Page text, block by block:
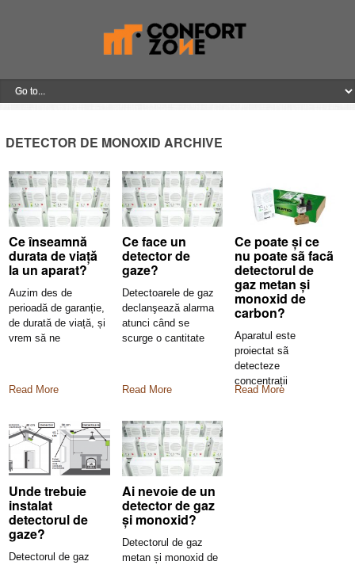
DETECTOR DE MONOXID ARCHIVE
Ce înseamnă
durata de viață
la un aparat?
Auzim des de
perioadă de garanție,
de durată de viață, și
vrem să ne
Read More
Ce face un
detector de
gaze?
Detectoarele de gaz
declanşează alarma
atunci când se
scurge o cantitate
Read More
Ce poate și ce
nu poate sã facã
detectorul de
gaz metan și
monoxid de
carbon?
Aparatul este
proiectat sã
detecteze
concentrații
periculoase de gaz
Read More
Unde trebuie
instalat
detectorul de
gaze?
Detectorul de gaz
Ai nevoie de un
detector de gaz
și monoxid?
Detectorul de gaz
metan și monoxid de